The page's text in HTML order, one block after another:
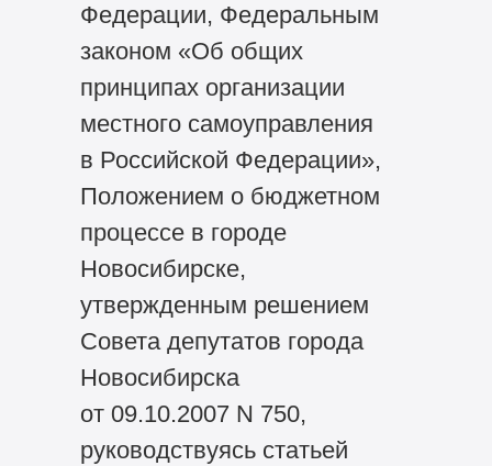
Федерации, Федеральным
законом «Об общих
принципах организации
местного самоуправления
в Российской Федерации»,
Положением о бюджетном
процессе в городе
Новосибирске,
утвержденным решением
Совета депутатов города
Новосибирска
от 09.10.2007 N 750,
руководствуясь статьей